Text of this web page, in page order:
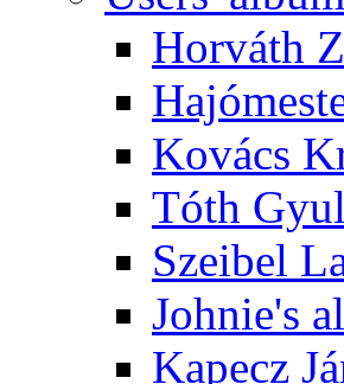
Horváth
Kovács
Tóth
Szeibel
Johnie's
Kapecz